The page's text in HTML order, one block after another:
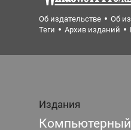
Об издательстве Об
Теги
Архив изданий
Издания